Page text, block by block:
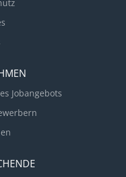
Grafschaft
Jobangebots